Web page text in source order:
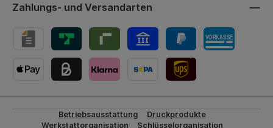
Zahlungs- und Versandarten
Betriebsausstattung
Druckprodukte
Werkstattorganisation
Schlüsselorganisation